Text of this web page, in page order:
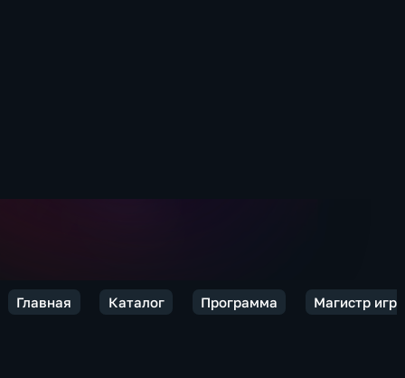
Главная Каталог Программа Магистр